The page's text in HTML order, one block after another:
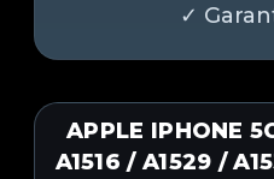
APPLE IPHONE
A1516 / A1529 /